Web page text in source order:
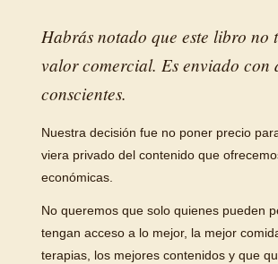
Habrás notado que este libro no
valor comercial. Es enviado con
conscientes.
Nuestra decisión fue no poner precio
viera privado del contenido que
económicas.
No queremos que solo quienes pueden
tengan acceso a lo mejor, la mejor
terapias, los mejores contenidos y que